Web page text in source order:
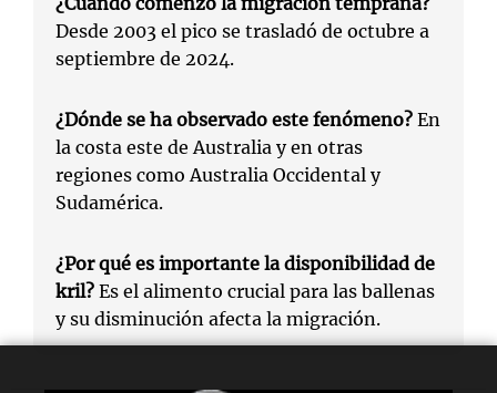
Desde 2003 el pico se trasladó de octubre a
septiembre de 2024.
¿Dónde se ha observado este fenómeno? En
la costa este de Australia y en otras
regiones como Australia Occidental y
Sudamérica.
¿Por qué es importante la disponibilidad de
kril? Es el alimento crucial para las ballenas
y su disminución afecta la migración.